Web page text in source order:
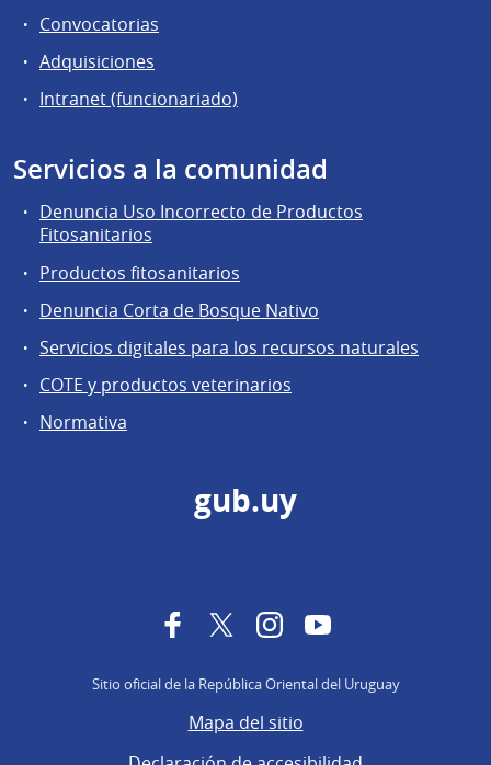
Convocatorias
Adquisiciones
Intranet (funcionariado)
Servicios a la comunidad
Denuncia Uso Incorrecto de Productos
Fitosanitarios
Productos fitosanitarios
Denuncia Corta de Bosque Nativo
Servicios digitales para los recursos naturales
COTE y productos veterinarios
Normativa
gub.uy
FacebookTwitterInstagramYouTube
Sitio oficial de la República Oriental del Uruguay
Mapa del sitio